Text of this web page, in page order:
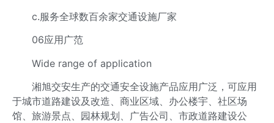
c.服务全球数百余家交通设施厂家
06应用广范
Wide range of application
湘旭交安生产的交通安全设施产品应用广泛，可应用
于城市道路建设及改造、商业区域、办公楼宇、社区场
馆、旅游景点、园林规划、广告公司、市政道路建设公